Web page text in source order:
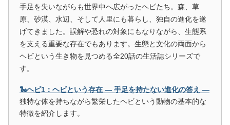
手足を失いながらも世界中へ広がったヘビたち。森、草
原、砂漠、水辺、そして人里にも暮らし、独自の進化を遂
げてきました。誤解や恐れの対象にもなりながら、生態系
を支える重要な存在でもあります。生態と文化の両面から
ヘビという生き物を見つめる全20話の生活誌シリーズで
す。
🐍ヘビ1：ヘビという存在 ― 手足を持たない進化の答え ―
独特な体を持ちながら繁栄したヘビという動物の基本的な
特徴を紹介します。